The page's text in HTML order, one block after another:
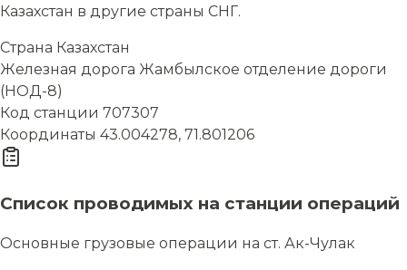
Казахстан в другие страны СНГ.
Страна Казахстан
Железная дорога Жамбылское отделение дороги
(НОД-8)
Код станции 707307
Координаты 43.004278, 71.801206
Список проводимых на станции операций
Основные грузовые операции на ст. Ак-Чулак